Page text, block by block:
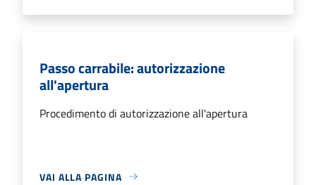
Passo carrabile: autorizzazione
all'apertura
Procedimento di autorizzazione all'apertura
VAI ALLA PAGINA